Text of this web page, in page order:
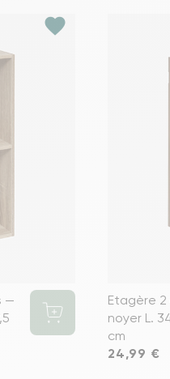
favorite
—
Etagère
noyer L.
cm
Prix
24,99 €